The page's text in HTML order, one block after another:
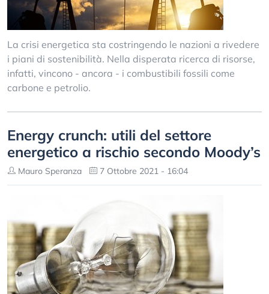
La crisi energetica sta costringendo le nazioni a rivedere
i piani di sostenibilità. Nella disperata ricerca di risorse,
infatti, vincono - ancora - i combustibili fossili come
carbone e petrolio.
Energy crunch: utili del settore
energetico a rischio secondo Moody’s
Mauro Speranza 7 Ottobre 2021 - 16:04